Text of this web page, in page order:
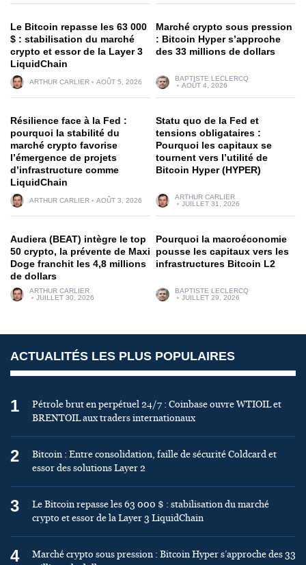
Le Bitcoin repasse les 63 000
$ : stabilisation du marché
crypto et essor de la Layer 3
LiquidChain
ARTHUR CARLIER AOÛT 5, 2026
Marché crypto sous pression
: Bitcoin Hyper s’approche
des 33 millions de dollars
BAPTISTE LECLERCQ
AOÛT 4, 2026
Résilience face à la Fed :
pourquoi la stabilité du
marché crypto favorise
l’émergence de projets
d’infrastructure comme
LiquidChain
ARTHUR CARLIER AOÛT 3, 2026
Statu quo de la Fed et
tensions obligataires :
Pourquoi les capitaux se
tournent vers l’utilité de
Bitcoin Hyper (HYPER)
ARTHUR CARLIER
JUILLET 31, 2026
Audiera (BEAT) intègre le top
50 crypto, la prévente de Maxi
Doge franchit les 4,8 millions
de dollars
ARTHUR CARLIER
JUILLET 30, 2026
Pourquoi la macroéconomie
pousse les capitaux vers les
infrastructures Bitcoin L2
BAPTISTE LECLERCQ
JUILLET 29, 2026
ACTUALITÉS LES PLUS POPULAIRES
1
Pétrole brut en perpétuel 24/7 : Coinbase ouvre WTIOIL et
BRENTOIL aux traders internationaux
2
Bitcoin : Entre consolidation, faille de sécurité Coldcard et
essor des solutions Layer 2
3
Le Bitcoin repasse les 63 000 $ : stabilisation du marché
crypto et essor de la Layer 3 LiquidChain
4
Marché crypto sous pression : Bitcoin Hyper s’approche des 33